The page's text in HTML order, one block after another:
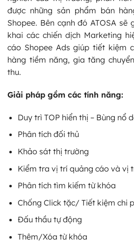
được những sản phẩm bán
Shopee. Bên cạnh đó ATOSA sẽ
khai các chiến dịch Marketing
cáo Shopee Ads giúp tiết kiệm
hàng tiềm năng, gia tăng
thu.
Giải pháp gồm các tính năng:
Duy trì TOP hiển thị – Bùng nổ
Phân tích đối thủ
Khảo sát thị trường
Kiểm tra vị trí quảng cáo và vị
Phân tích tìm kiếm từ khóa
Chống Click tặc/ Tiết kiệm chi
Đấu thầu tự động
Thêm/Xóa từ khóa